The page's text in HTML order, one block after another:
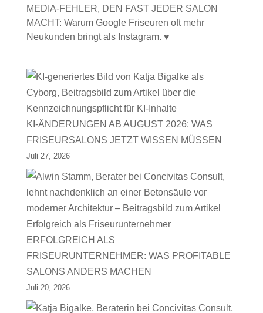
MEDIA-FEHLER, DEN FAST JEDER SALON
MACHT: Warum Google Friseuren oft mehr
Neukunden bringt als Instagram. ♥
KI-ÄNDERUNGEN AB AUGUST 2026: WAS
FRISEURSALONS JETZT WISSEN MÜSSEN
Juli 27, 2026
ERFOLGREICH ALS
FRISEURUNTERNEHMER: WAS PROFITABLE
SALONS ANDERS MACHEN
Juli 20, 2026